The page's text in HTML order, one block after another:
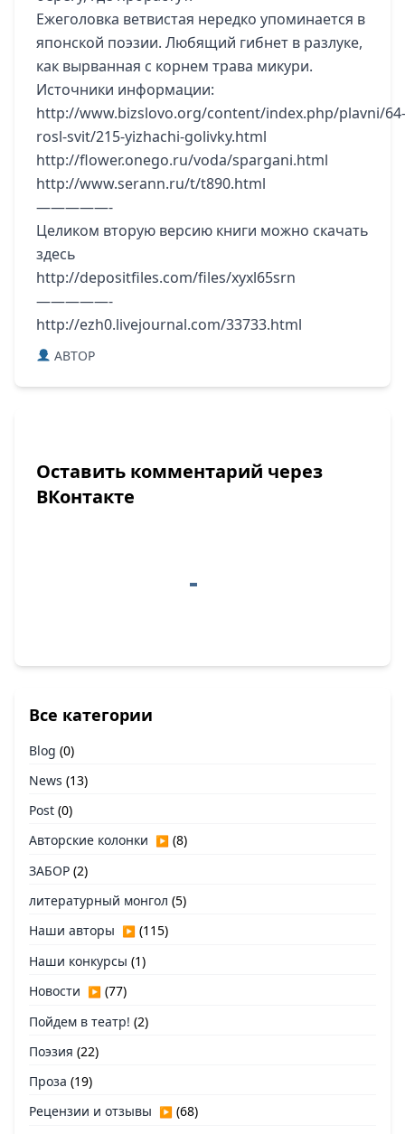
Ежеголовка ветвистая нередко упоминается в
японской поэзии. Любящий гибнет в разлуке,
как вырванная с корнем трава микури.
Источники информации:
http://www.bizslovo.org/content/index.php/plavni/64-
rosl-svit/215-yizhachi-golivky.html
http://flower.onego.ru/voda/spargani.html
http://www.serann.ru/t/t890.html
—————-
Целиком вторую версию книги можно скачать
здесь
http://depositfiles.com/files/xyxl65srn
—————-
http://ezh0.livejournal.com/33733.html
ABTOP
Оставить комментарий через
ВКонтакте
Все категории
Blog (0)
News (13)
Post (0)
Авторские колонки ▶ (8)
ЗАБОР (2)
литературный монгол (5)
Наши авторы ▶ (115)
Наши конкурсы (1)
Новости ▶ (77)
Пойдем в театр! (2)
Поэзия (22)
Проза (19)
Рецензии и отзывы ▶ (68)